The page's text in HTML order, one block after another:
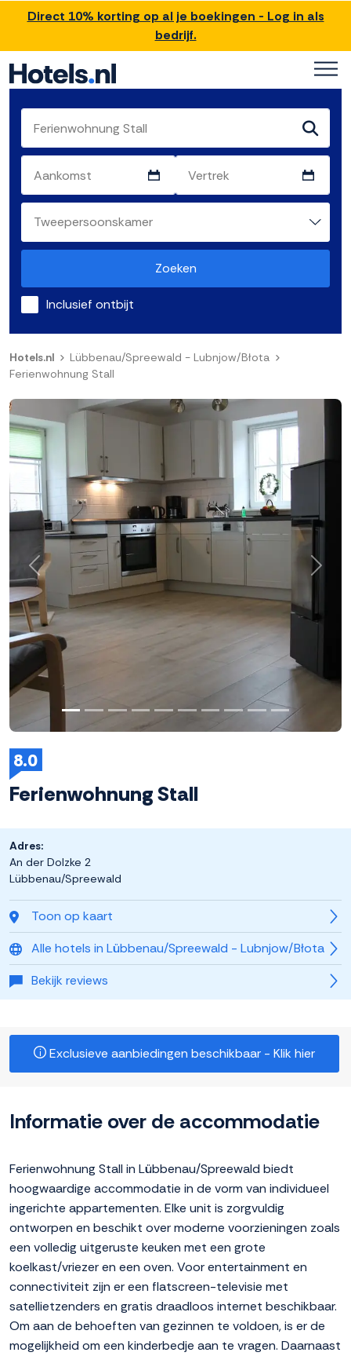
Direct 10% korting op al je boekingen - Log in als
bedrijf.
Zoeken
Inclusief ontbijt
Hotels.nl
Lübbenau/Spreewald - Lubnjow/Błota
Ferienwohnung Stall
8.0
Ferienwohnung Stall
Toon op kaart
Alle hotels in Lübbenau/Spreewald - Lubnjow/Błota
Bekijk reviews
Adres:
An der Dolzke 2
Lübbenau/Spreewald
Exclusieve aanbiedingen beschikbaar - Klik hier
Informatie over de accommodatie
Ferienwohnung Stall in Lübbenau/Spreewald biedt
hoogwaardige accommodatie in de vorm van individueel
ingerichte appartementen. Elke unit is zorgvuldig
ontworpen en beschikt over moderne voorzieningen zoals
een volledig uitgeruste keuken met een grote
koelkast/vriezer en een oven. Voor entertainment en
connectiviteit zijn er een flatscreen-televisie met
satellietzenders en gratis draadloos internet beschikbaar.
Om aan de behoeften van gezinnen te voldoen, is er de
mogelijkheid om een kinderbedje aan te vragen. Daarnaast